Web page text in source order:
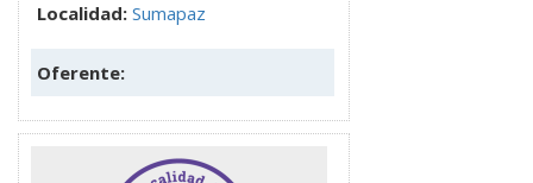
Localidad: Sumapaz
Oferente: